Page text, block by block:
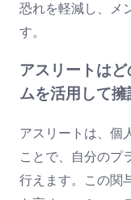
恐れを軽減し、メ
す。
アスリートは
ムを活用して
アスリートは、個
ことで、自分のプ
行えます。この関